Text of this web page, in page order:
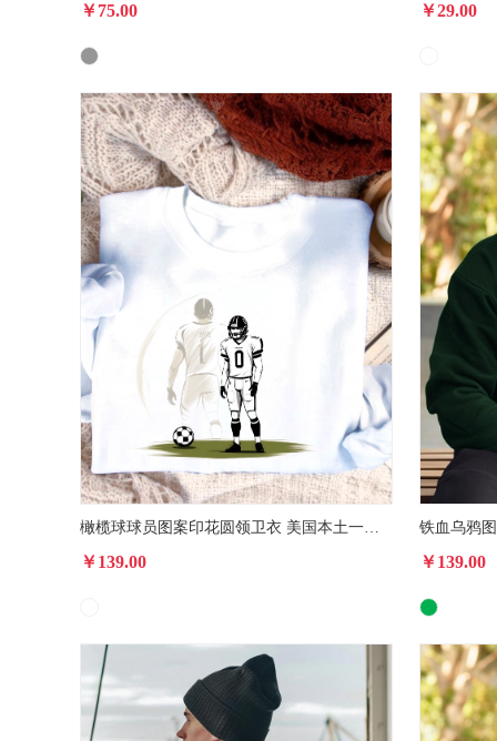
￥75.00 ￥29.00
橄榄球球员图案印花圆领卫衣 美国本土一件代发2025秋冬圆领休闲卫衣
￥139.00 ￥139.00